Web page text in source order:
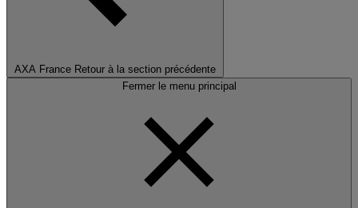
AXA France Retour à la section précédente
Fermer le menu principal